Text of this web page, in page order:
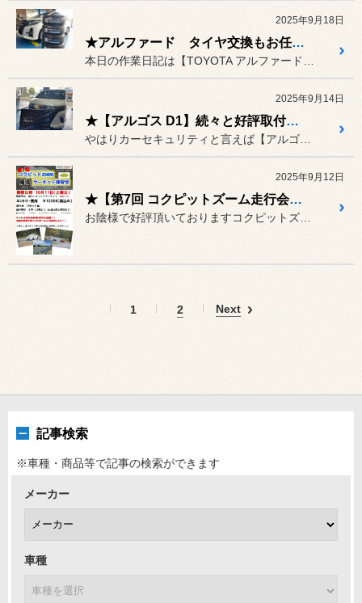
2025年9月18日
★アルファード タイヤ交換もお任せ下さい♪ 【レグノGR-XⅢ TYPE RV】★
本日の作業日記は【TOYOTA アルファード】のタイヤ交換になりま...
2025年9月14日
★【アルゴス D1】続々と好評取付中です♪♪【現行アルファード 40系】★
やはりカーセキュリティと言えば【アルゴス D1】♪
2025年9月12日
★【第7回 コクピットズーム走行会】いよいよ１ヶ月前になりました♪★
お陰様で好評頂いておりますコクピットズーム走行会♪【通称ズーム走】...
1 2 Next
記事検索
※車種・商品等で記事の検索ができます
メーカー
車種